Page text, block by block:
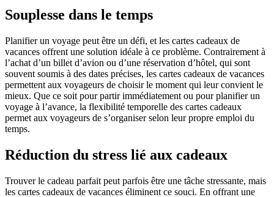
Souplesse dans le temps
Planifier un voyage peut être un défi, et les cartes cadeaux de
vacances offrent une solution idéale à ce problème. Contrairement à
l’achat d’un billet d’avion ou d’une réservation d’hôtel, qui sont
souvent soumis à des dates précises, les cartes cadeaux de vacances
permettent aux voyageurs de choisir le moment qui leur convient le
mieux. Que ce soit pour partir immédiatement ou pour planifier un
voyage à l’avance, la flexibilité temporelle des cartes cadeaux
permet aux voyageurs de s’organiser selon leur propre emploi du
temps.
Réduction du stress lié aux cadeaux
Trouver le cadeau parfait peut parfois être une tâche stressante, mais
les cartes cadeaux de vacances éliminent ce souci. En offrant une